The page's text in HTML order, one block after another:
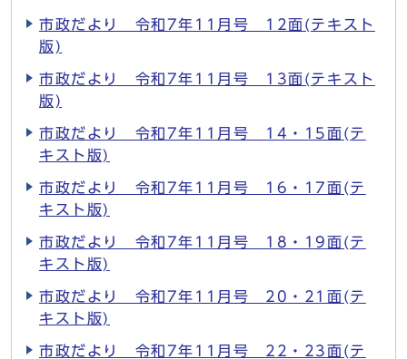
市政だより 令和7年11月号 12面(テキスト
版)
市政だより 令和7年11月号 13面(テキスト
版)
市政だより 令和7年11月号 14・15面(テ
キスト版)
市政だより 令和7年11月号 16・17面(テ
キスト版)
市政だより 令和7年11月号 18・19面(テ
キスト版)
市政だより 令和7年11月号 20・21面(テ
キスト版)
市政だより 令和7年11月号 22・23面(テ